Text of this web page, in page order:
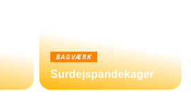
BAGVÆRK
Surdejspandekager